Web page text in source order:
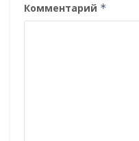
Комментарий *